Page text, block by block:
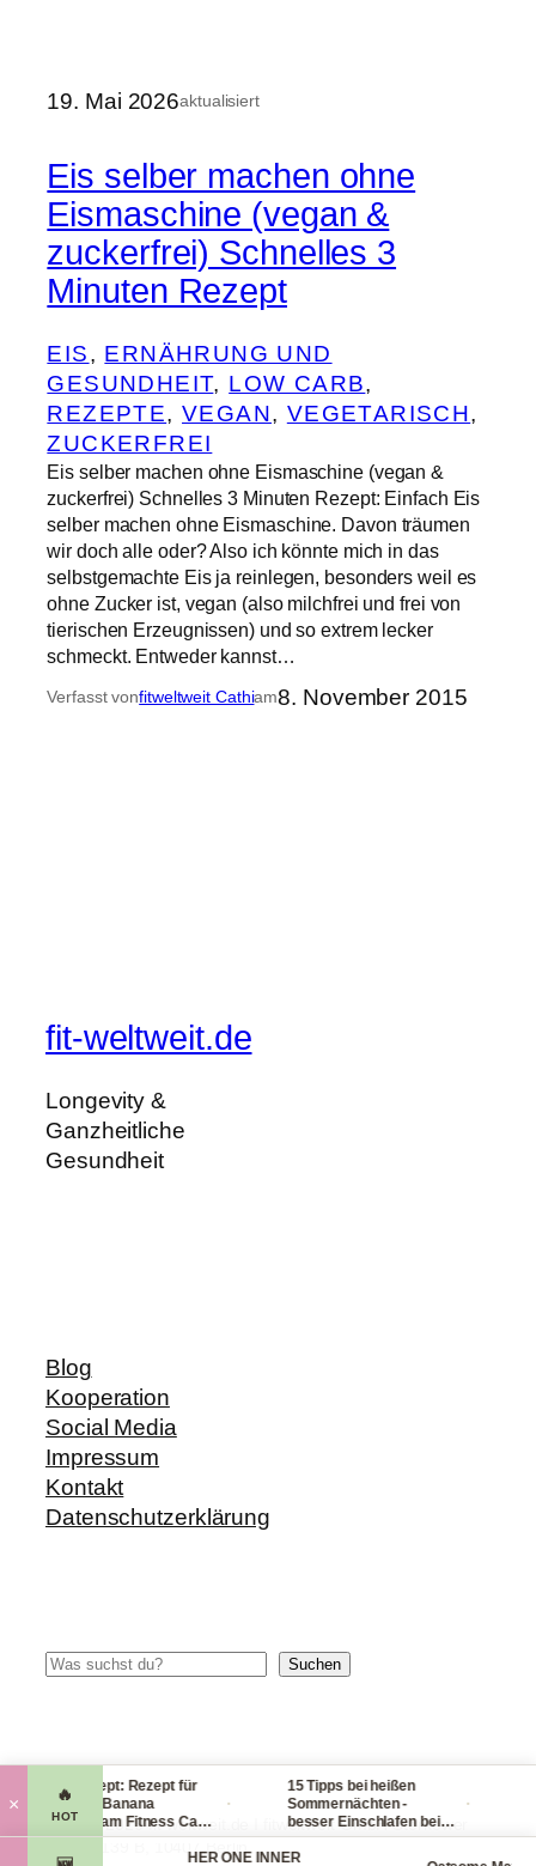
19. Mai 2026aktualisiert
Eis selber machen ohne
Eismaschine (vegan &
zuckerfrei) Schnelles 3
Minuten Rezept
EIS, ERNÄHRUNG UND
GESUNDHEIT, LOW CARB
REZEPTE, VEGAN, VEGETARISCH
ZUCKERFREI
Eis selber machen ohne Eismaschine (vegan &
zuckerfrei) Schnelles 3 Minuten Rezept: Einfach Eis
selber machen ohne Eismaschine. Davon träumen
wir doch alle oder? Also ich könnte mich in das
selbstgemachte Eis ja reinlegen, besonders weil es
ohne Zucker ist, vegan (also milchfrei und frei von
tierischen Erzeugnissen) und so extrem lecker
schmeckt. Entweder kannst…
Verfasst vonfitweltweit Cathiam8. November 2015
fit-weltweit.de
Longevity &
Ganzheitliche
Gesundheit
Blog
Kooperation
Social Media
Impressum
Kontakt
Datenschutzerklärung
Suchen Suchen
© 2014-2026 fit-weltweit.de I fitweltweit GmbH Storkower
× 🔥
HOT
Blitzrezept: Rezept für
leckere Banana
Nicecream Fitness Carb
Eiscream
15 Tipps bei heißen
Sommernächten -
besser Einschlafen bei
Hitze (Tag & Nacht)
HER ONE INNER